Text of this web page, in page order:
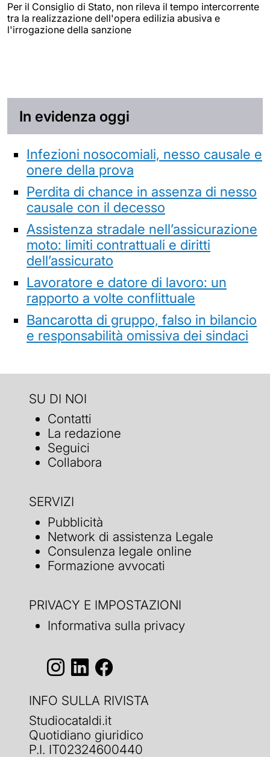
Per il Consiglio di Stato, non rileva il tempo intercorrente
tra la realizzazione dell'opera edilizia abusiva e
l'irrogazione della sanzione
In evidenza oggi
Infezioni nosocomiali, nesso causale e
onere della prova
Perdita di chance in assenza di nesso
causale con il decesso
Assistenza stradale nell’assicurazione
moto: limiti contrattuali e diritti
dell’assicurato
Lavoratore e datore di lavoro: un
rapporto a volte conflittuale
Bancarotta di gruppo, falso in bilancio
e responsabilità omissiva dei sindaci
SU DI NOI
Contatti
La redazione
Seguici
Collabora
SERVIZI
Pubblicità
Network di assistenza Legale
Consulenza legale online
Formazione avvocati
PRIVACY E IMPOSTAZIONI
Informativa sulla privacy
INFO SULLA RIVISTA
Studiocataldi.it
Quotidiano giuridico
P.I. IT02324600440